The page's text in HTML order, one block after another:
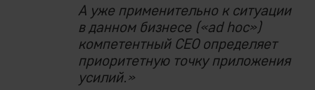
А уже применительно к ситуации
в данном бизнесе («ad hoc»)
компетентный СЕО определяет
приоритетную точку приложения
усилий.»